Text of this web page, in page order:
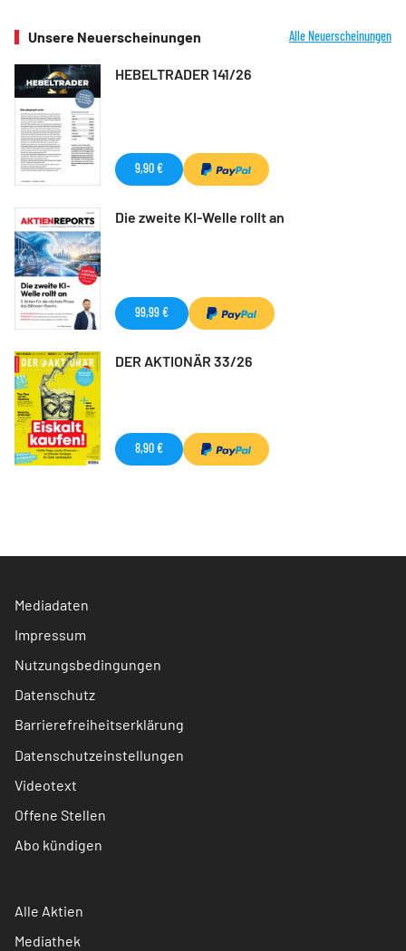
Unsere Neuerscheinungen Alle Neuerscheinungen
HEBELTRADER 141/26
9,90 €
Die zweite KI-Welle rollt an
99,99 €
DER AKTIONÄR 33/26
8,90 €
Mediadaten
Impressum
Nutzungsbedingungen
Datenschutz
Barrierefreiheitserklärung
Datenschutzeinstellungen
Videotext
Offene Stellen
Abo kündigen
Alle Aktien
Mediathek